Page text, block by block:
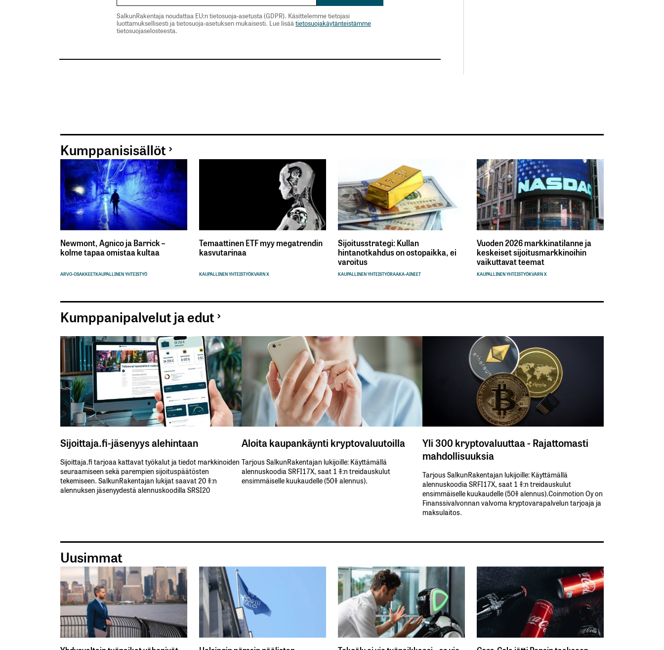
SalkunRakentaja noudattaa EU:n tietosuoja-asetusta (GDPR). Käsittelemme tietojasi
luottamuksellisesti ja tietosuoja-asetuksen mukaisesti. Lue lisää tietosuojakäytänteistämme
tietosuojaselosteesta.
Kumppanisisällöt
Newmont, Agnico ja Barrick –
kolme tapaa omistaa kultaa
ARVO-OSAKKEETKAUPALLINEN YHTEISTYÖ
Temaattinen ETF myy megatrendin
kasvutarinaa
KAUPALLINEN YHTEISTYÖKVARN X
Sijoitusstrategi: Kullan
hintanotkahdus on ostopaikka, ei
varoitus
KAUPALLINEN YHTEISTYÖRAAKA-AINEET
Vuoden 2026 markkinatilanne ja
keskeiset sijoitusmarkkinoihin
vaikuttavat teemat
KAUPALLINEN YHTEISTYÖKVARN X
Kumppanipalvelut ja edut
Sijoittaja.fi-jäsenyys alehintaan
Sijoittaja.fi tarjoaa kattavat työkalut ja tiedot markkinoiden
seuraamiseen sekä parempien sijoituspäätösten
tekemiseen. SalkunRakentajan lukijat saavat 20 %:n
alennuksen jäsenyydestä alennuskoodilla SRSI20
Aloita kaupankäynti kryptovaluutoilla
Tarjous SalkunRakentajan lukijoille: Käyttämällä​ ​
alennuskoodia​ ​SRFI17X,​ ​saat​ ​1 %:n treidauskulut​ ​
ensimmäiselle​ ​kuukaudelle​ ​(50%​ ​alennus).
Yli 300 kryptovaluuttaa - Rajattomasti
mahdollisuuksia
Tarjous SalkunRakentajan lukijoille: Käyttämällä​ ​
alennuskoodia​ ​SRFI17X,​ ​saat​ ​1 %:n treidauskulut​ ​
ensimmäiselle​ ​kuukaudelle​ ​(50%​ ​alennus).Coinmotion Oy on
Finanssivalvonnan valvoma kryptovarapalvelun tarjoaja ja
maksulaitos.
Uusimmat